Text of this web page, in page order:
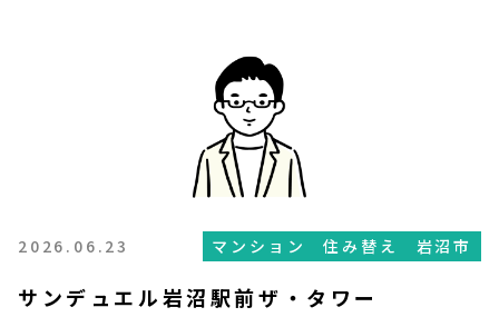
買い取り家の不動産ノウハウ
住み替えで家を売る方法
相続不動産の売却方法
離婚時の不動産売却
2026.06.23 マンション 住み替え 岩沼市
サンデュエル岩沼駅前ザ・タワー